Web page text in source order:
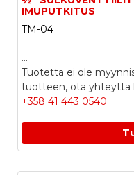
IMUPUTKITUS
TM-04
...
Tuotetta ei ole
tuotteen, ota yhteyttä
+358 41 443 0540